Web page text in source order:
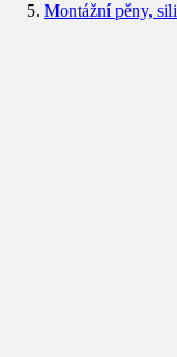
Montážní pěny,